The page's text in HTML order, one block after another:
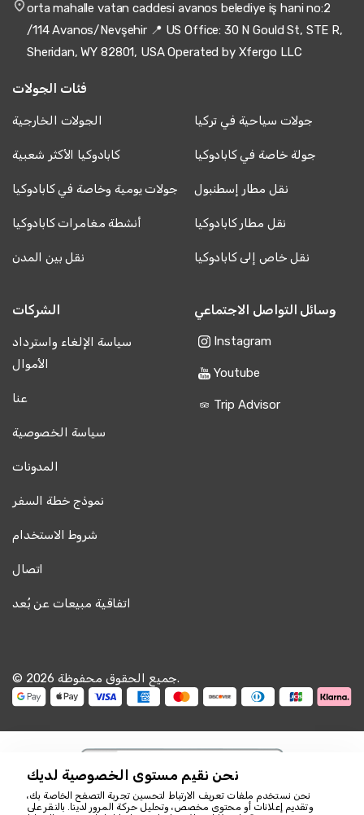
orta mahalle vatan caddesi avanos belediye iş hani no:2
/114 Avanos/Nevşehir 📍 US Office: 30 N Gould St, STE R,
Sheridan, WY 82801, USA Operated by Xfergo LLC
فئات الجولات
الجولات الخارجية جولات سياحية في تركيا
كابادوكيا الأكثر شعبية جولة خاصة في كابادوكيا
جولات يومية وخاصة في كابادوكيا نقل مطار إسطنبول
أنشطة مغامرات كابادوكيا نقل مطار كابادوكيا
نقل بين المدن نقل خاص إلى كابادوكيا
الشركات
سياسة الإلغاء واسترداد
الأموال
عنا
سياسة الخصوصية
المدونات
نموذج خطة السفر
شروط الاستخدام
اتصال
اتفاقية مبيعات عن بُعد
وسائل التواصل الاجتماعي
Instagram
Youtube
Trip Advisor
© 2026 جميع الحقوق محفوظة.
نحن نقيم مستوى الخصوصية لديك
نحن نستخدم ملفات تعريف الارتباط لتحسين تجربة التصفح الخاصة بك،
وتقديم إعلانات أو محتوى مخصص، وتحليل حركة المرور لدينا. بالنقر على
نحن هنا للمساعدة